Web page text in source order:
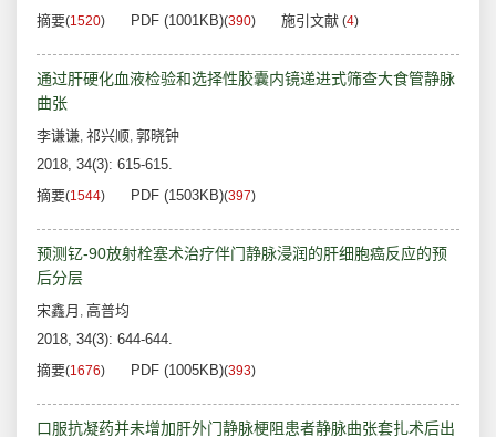
摘要(1520) PDF (1001KB)(390) 施引文献 (4)
通过肝硬化血液检验和选择性胶囊内镜递进式筛查大食管静脉
曲张
李谦谦, 祁兴顺, 郭晓钟
2018, 34(3): 615-615.
摘要(1544) PDF (1503KB)(397)
预测钇-90放射栓塞术治疗伴门静脉浸润的肝细胞癌反应的预
后分层
宋鑫月 , 高普均
2018, 34(3): 644-644.
摘要(1676) PDF (1005KB)(393)
口服抗凝药并未增加肝外门静脉梗阻患者静脉曲张套扎术后出